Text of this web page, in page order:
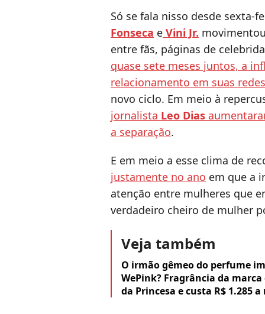
Só se fala nisso desde sexta-
Fonseca e Vini Jr.
entre fãs, páginas de
quase sete meses juntos, a
relacionamento em suas
novo ciclo. Em meio à
jornalista Leo Dias
a separação.
E em meio a esse clima de
justamente no ano em que a
atenção entre mulheres que
verdadeiro cheiro de mulher
Veja também
O irmão gêmeo do perfume
WePink? Fragrância da
da Princesa e custa R$ 1.285 a